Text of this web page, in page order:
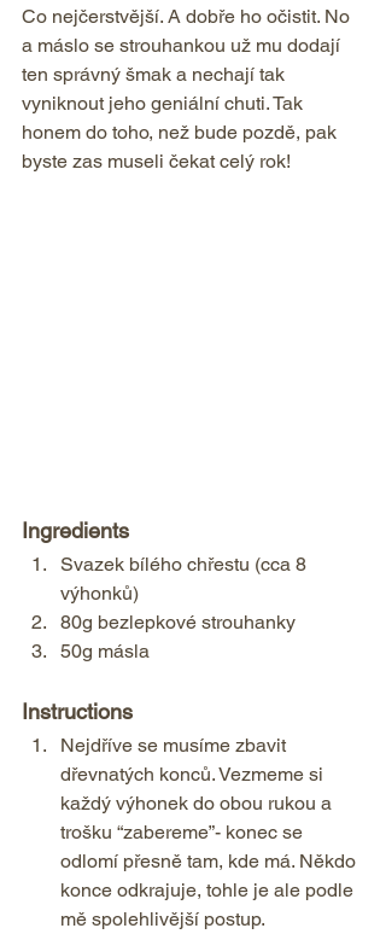
Co nejčerstvější. A dobře ho očistit. No
a máslo se strouhankou už mu dodají
ten správný šmak a nechají tak
vyniknout jeho geniální chuti. Tak
honem do toho, než bude pozdě, pak
byste zas museli čekat celý rok!
Ingredients
Svazek bílého chřestu (cca 8
výhonků)
80g bezlepkové strouhanky
50g másla
Instructions
Nejdříve se musíme zbavit
dřevnatých konců. Vezmeme si
každý výhonek do obou rukou a
trošku “zabereme”- konec se
odlomí přesně tam, kde má. Někdo
konce odkrajuje, tohle je ale podle
mě spolehlivější postup.